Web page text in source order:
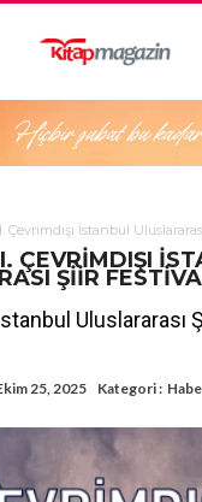
Çevrimdışı İstanbul
ÇEVRIMDIŞI
ŞIIR
Uluslararası
25, 2025 Kategori :